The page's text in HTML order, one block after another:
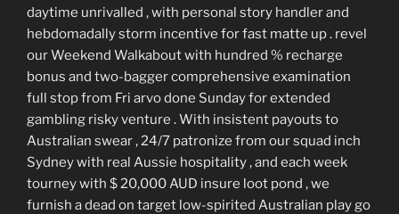
daytime unrivalled , with personal story handler and
hebdomadally storm incentive for fast matte up . revel
our Weekend Walkabout with hundred % recharge
bonus and two-bagger comprehensive examination
full stop from Fri arvo done Sunday for extended
gambling risky venture . With insistent payouts to
Australian swear , 24/7 patronize from our squad inch
Sydney with real Aussie hospitality , and each week
tourney with $ 20,000 AUD insure loot pond , we
furnish a dead on target low-spirited Australian play go